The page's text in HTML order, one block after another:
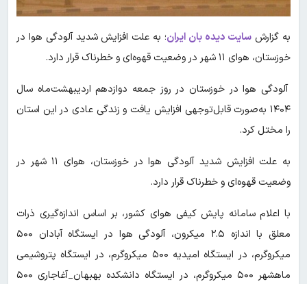
به گزارش سایت دیده بان ایران؛ به علت افزایش شدید آلودگی هوا در
خوزستان، هوای ۱۱ شهر در وضعیت قهوه‌ای و خطرناک قرار دارد.
آلودگی هوا در خوزستان در روز جمعه دوازدهم اردیبهشت‌ماه سال
۱۴۰۴ به‌صورت قابل‌توجهی افزایش یافت و زندگی عادی در این استان
را مختل کرد.
به علت افزایش شدید آلودگی هوا در خوزستان، هوای ۱۱ شهر در
وضعیت قهوه‌ای و خطرناک قرار دارد.
با اعلام سامانه پایش کیفی هوای کشور، بر اساس اندازه‌گیری ذرات
معلق با اندازه ۲.۵ میکرون، آلودگی هوا در ایستگاه آبادان ۵۰۰
میکروگرم، در ایستگاه امیدیه ۵۰۰ میکروگرم، در ایستگاه پتروشیمی
ماهشهر ۵۰۰ میکروگرم، در ایستگاه دانشکده بهبهان_آغاجاری ۵۰۰